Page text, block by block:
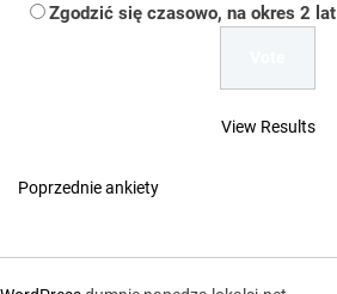
Zgodzić się czasowo, na okres 2 lat
View Results
Poprzednie ankiety